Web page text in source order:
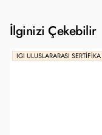
İlginizi Çekebilir
IGI ULUSLARARASI SERTIFIKA